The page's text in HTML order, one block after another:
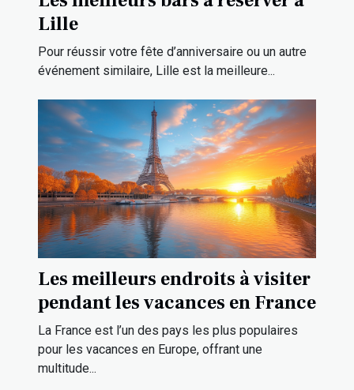
Lille
Pour réussir votre fête d’anniversaire ou un autre
événement similaire, Lille est la meilleure...
Les meilleurs endroits à visiter
pendant les vacances en France
La France est l’un des pays les plus populaires
pour les vacances en Europe, offrant une
multitude...